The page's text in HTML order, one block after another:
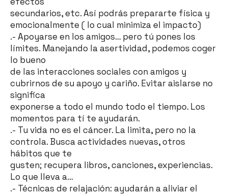
secundarios, etc. Así podrás prepararte física y
emocionalmente ( lo cual minimiza el impacto)
.- Apoyarse en los amigos… pero tú pones los
límites. Manejando la asertividad, podemos coger
lo bueno
de las interacciones sociales con amigos y
cubrirnos de su apoyo y cariño. Evitar aislarse no
significa
exponerse a todo el mundo todo el tiempo. Los
momentos para tí te ayudarán.
.- Tu vida no es el cáncer. La limita, pero no la
controla. Busca actividades nuevas, otros
hábitos que te
gusten; recupera libros, canciones, experiencias.
Lo que lleva a…
.- Técnicas de relajación: ayudarán a aliviar el